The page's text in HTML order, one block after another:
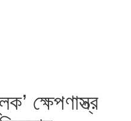
ক্ষেপণাস্ত্র